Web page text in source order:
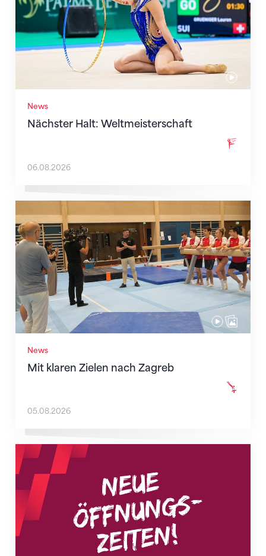
News
Nächster Halt: Weltmeisterschaft
06.08.2026
News
Mit klaren Zielen nach Zagreb
Mit klaren Zielen nach Zagreb
05.08.2026
Neue Empfangszeiten ab 1. August 2026